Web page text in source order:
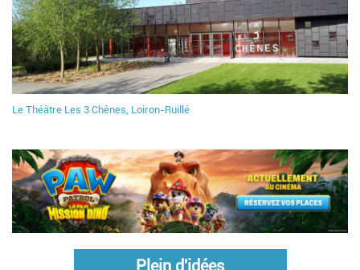
Le Théâtre Les 3 Chênes, Loiron-Ruillé
Plein d'idées